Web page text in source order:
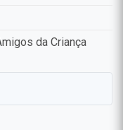
da Criança